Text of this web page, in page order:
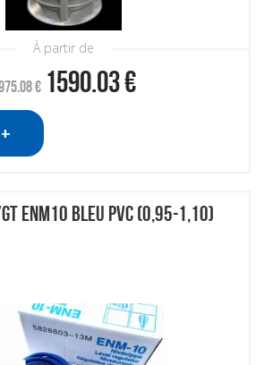
À partir de
€ 1590.03€
ENM10 BLEU PVC (0,95-1,10)